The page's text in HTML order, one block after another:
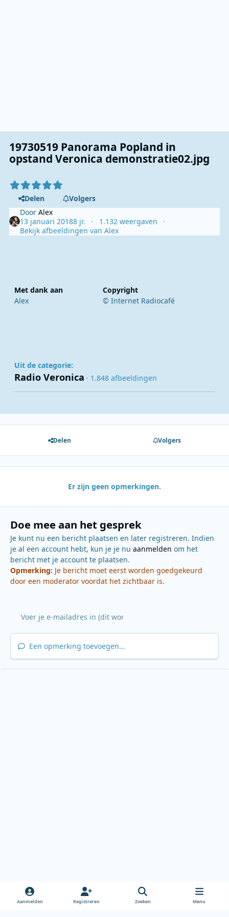
19730519 Panorama Popland in
opstand Veronica demonstratie02.jpg
Delen
Volgers
DoorAlex
13 januari 20188 jr.
1.132 weergaven
Bekijk afbeeldingen van Alex
Met dank aan
Alex
Copyright
© Internet Radiocafé
Uit de categorie:
Radio Veronica · 1.848 afbeeldingen
Delen Volgers
Er zijn geen opmerkingen.
Doe mee aan het gesprek
Je kunt nu een bericht plaatsen en later registreren. Indien
je al een account hebt, kun je je nu aanmelden om het
bericht met je account te plaatsen.
Opmerking: Je bericht moet eerst worden goedgekeurd
door een moderator voordat het zichtbaar is.
Een opmerking toevoegen...
Aanmelden Registreren Zoeken Menu